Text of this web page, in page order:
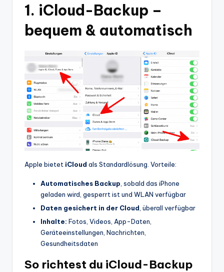
1. iCloud-Backup –
bequem & automatisch
Apple bietet iCloud als Standardlösung. Vorteile:
Automatisches Backup , sobald das iPhone
geladen wird, gesperrt ist und WLAN verfügbar
Daten gesichert in der Cloud , überall verfügbar
Inhalte: Fotos, Videos, App-Daten,
Geräteeinstellungen, Nachrichten,
Gesundheitsdaten
So richtest du iCloud-Backup